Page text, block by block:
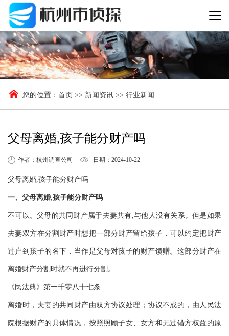
您的位置： 首页 >> 新闻资讯 >> 行业新闻
父母离婚,孩子能分财产吗
作者：杭州调查公司 日期：2024-10-22
父母离婚,孩子能分财产吗
一、父母离婚,孩子能分财产吗
不可以。父母的共同财产属于夫妻共有,与他人没有关系。但是如果
夫妻双方在分割财产时想把一部分财产留给孩子，可以约定把财产
过户到孩子的名下，当作是父母对孩子的财产馈赠。这部分财产在
离婚财产分割时就不再进行分割。
《民法典》第一千零八十七条
离婚时，夫妻的共同财产由双方协议处理；协议不成的，由人民法
院根据财产的具体情况，按照照顾子女、女方和无过错方权益的原